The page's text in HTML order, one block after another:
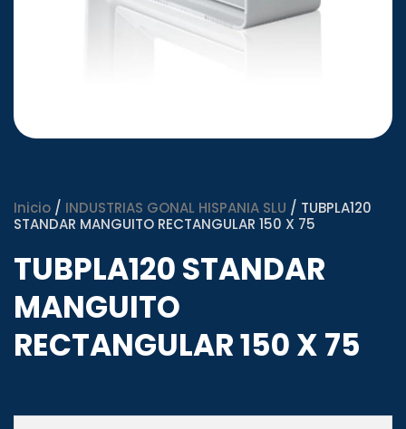
Inicio / INDUSTRIAS GONAL HISPANIA SLU / TUBPLA120
STANDAR MANGUITO RECTANGULAR 150 X 75
TUBPLA120 STANDAR
MANGUITO
RECTANGULAR 150 X 75